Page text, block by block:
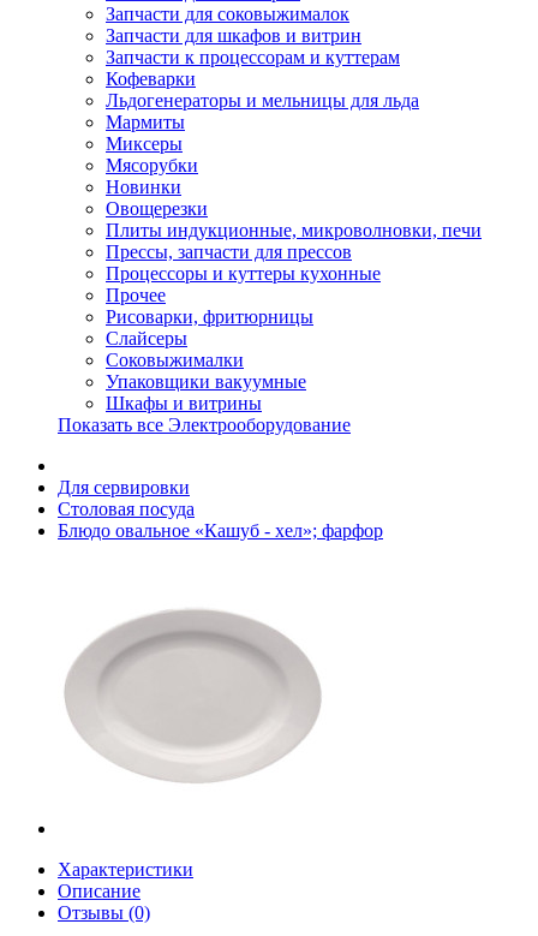
Запчасти для соковыжималок
Запчасти для шкафов и витрин
Запчасти к процессорам и куттерам
Кофеварки
Льдогенераторы и мельницы для льда
Мармиты
Миксеры
Мясорубки
Новинки
Овощерезки
Плиты индукционные, микроволновки, печи
Прессы, запчасти для прессов
Процессоры и куттеры кухонные
Прочее
Рисоварки, фритюрницы
Слайсеры
Соковыжималки
Упаковщики вакуумные
Шкафы и витрины
Показать все Электрооборудование
Для сервировки
Столовая посуда
Блюдо овальное «Кашуб - хел»; фарфор
Характеристики
Описание
Отзывы (0)